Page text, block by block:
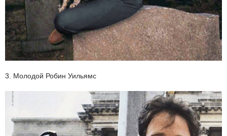
3. Молодой Робин Уильямс